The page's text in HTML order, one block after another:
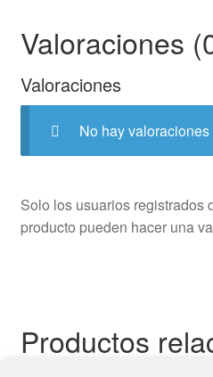
Valoraciones
Valoraciones
No hay valoraciones
Solo los usuarios registrados
producto pueden hacer una
Productos